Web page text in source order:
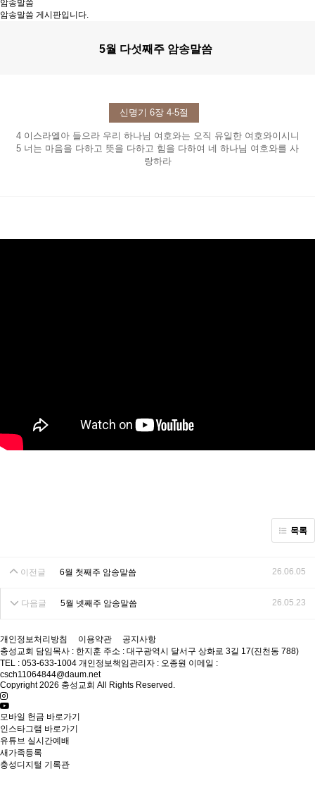
암송말씀
암송말씀 게시판입니다.
5월 다섯째주 암송말씀
신명기 6장 4-5절
4 이스라엘아 들으라 우리 하나님 여호와는 오직 유일한 여호와이시니
5 너는 마음을 다하고 뜻을 다하고 힘을 다하여 네 하나님 여호와를 사
랑하라
목록
이전글 6월 첫째주 암송말씀 26.06.05
다음글 5월 넷째주 암송말씀 26.05.23
개인정보처리방침 이용약관
공지사항
충성교회 담임목사 : 한지훈 주소 : 대구광역시 달서구 상화로 3길 17(진천동 788)
TEL : 053-633-1004 개인정보책임관리자 : 오종원 이메일 :
csch11064844@daum.net
Copyright 2026 충성교회 All Rights Reserved.
모바일 헌금 바로가기
인스타그램 바로가기
유튜브 실시간예배
새가족등록
충성디지털 기록관